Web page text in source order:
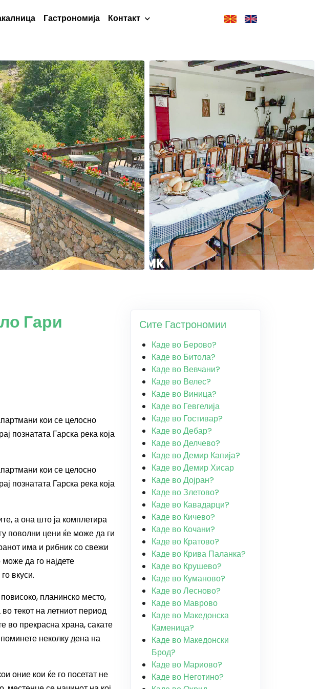
Гастрономија Контакт
Гари
кои се целосно
познатата Гарска река која
кои се целосно
познатата Гарска река која
а она што ја комплетира
поволни цени ќе може да ги
има и рибник со свежи
да го најдете
вкуси.
планинско место,
текот на летниот период
во прекрасна храна, сакате
неколку дена на
оние кои ќе го посетат не
Сите Гастрономии
Каде во Берово?
Каде во Битола?
Каде во Вевчани?
Каде во Велес?
Каде во Виница?
Каде во Гевгелија
Каде во Гостивар?
Каде во Дебар?
Каде во Делчево?
Каде во Демир Капија?
Каде во Демир Хисар
Каде во Дојран?
Каде во Злетово?
Каде во Кавадарци?
Каде во Кичево?
Каде во Кочани?
Каде во Кратово?
Каде во Крива Паланка?
Каде во Крушево?
Каде во Куманово?
Каде во Лесново?
Каде во Маврово
Каде во Македонска
Каменица?
Каде во Македонски
Брод?
Каде во Мариово?
Каде во Неготино?